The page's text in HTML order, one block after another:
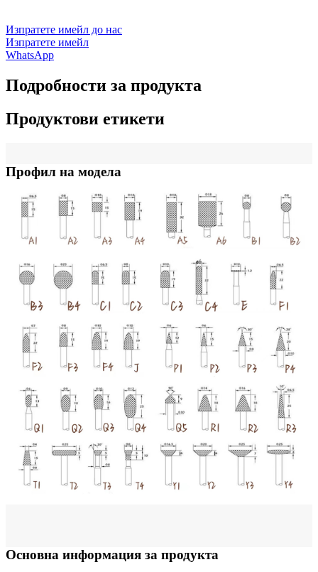
Изпратете имейл до нас
Изпратете имейл
WhatsApp
Подробности за продукта
Продуктови етикети
Профил на модела
Основна информация за продукта